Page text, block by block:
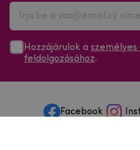
Hozzájárulok a személyes
feldolgozásához.
Facebook